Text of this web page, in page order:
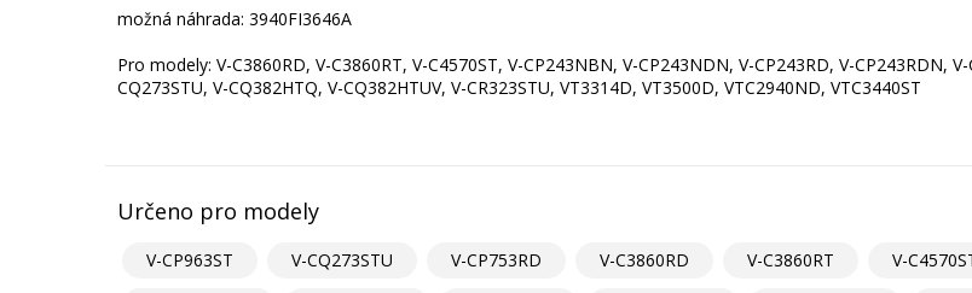
možná náhrada: 3940FI3646A
Pro modely: V-C3860RD, V-C3860RT, V-C4570ST, V-CP243NBN, V-CP243NDN, V-CP243RD, V-CP243RDN,
CQ273STU, V-CQ382HTQ, V-CQ382HTUV, V-CR323STU, VT3314D, VT3500D, VTC2940ND, VTC3440ST
Určeno pro modely
V-CP963ST V-CQ273STU V-CP753RD V-C3860RD V-C3860RT V-